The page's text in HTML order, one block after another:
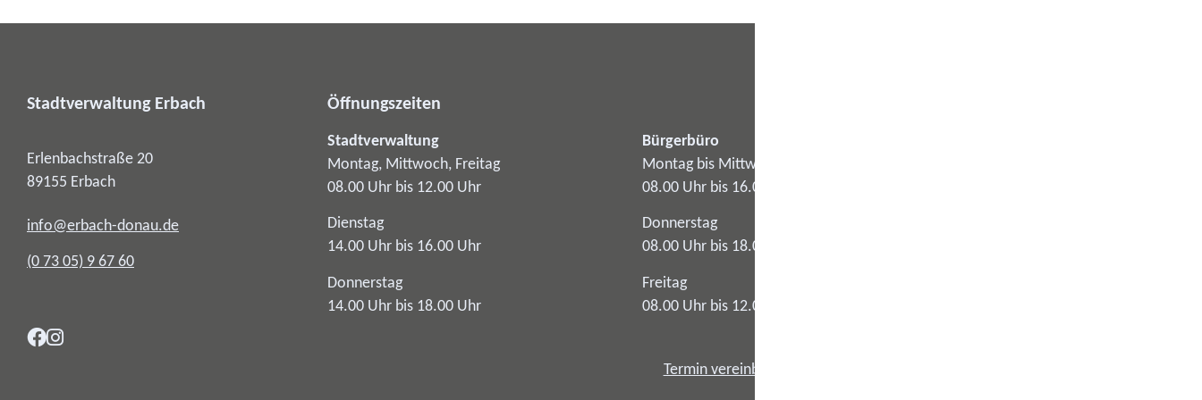
Stadtverwaltung Erbach
Erlenbachstraße 20
89155 Erbach
info@erbach-donau.de
(0 73 05) 9 67 60
Öffnungszeiten
Stadtverwaltung
Montag, Mittwoch, Freitag
08.00 Uhr bis 12.00 Uhr
Dienstag
14.00 Uhr bis 16.00 Uhr
Donnerstag
14.00 Uhr bis 18.00 Uhr
Bürgerbüro
Montag bis Mittwoch
08.00 Uhr bis 16.00 Uhr
Donnerstag
08.00 Uhr bis 18.00 Uhr
Freitag
08.00 Uhr bis 12.00 Uhr
Termin vereinbaren